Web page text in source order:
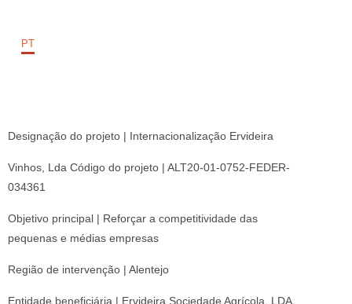
PT
Designação do projeto | Internacionalização Ervideira
Vinhos, Lda Código do projeto | ALT20-01-0752-FEDER-
034361
Objetivo principal | Reforçar a competitividade das
pequenas e médias empresas
Região de intervenção | Alentejo
Entidade beneficiária | Ervideira Sociedade Agrícola, LDA.